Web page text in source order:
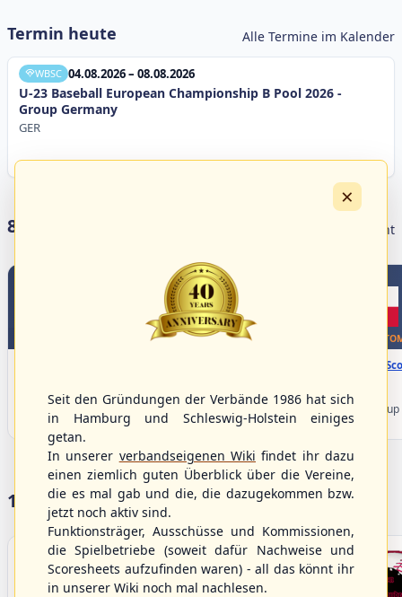
Termin heute Alle Termine im Kalender
WBSC 04.08.2026 – 08.08.2026
U-23 Baseball European Championship B Pool 2026 -
Group Germany
GER
8 Livestreams heute Livestream Übersicht
0
TOP 2
U-23 Baseball European
Championship B Pool 2026 - Group
WBSC Europe
Box-
U-23 Baseball European
Championship B Pool 2026 - Group
Germany
17 Vereine im S/HBV
×
Seit den Gründungen der Verbände 1986 hat sich
in Hamburg und Schleswig-Holstein einiges
getan.
In unserer verbandseigenen Wiki findet ihr dazu
einen ziemlich guten Überblick über die Vereine,
die es mal gab und die, die dazugekommen bzw.
jetzt noch aktiv sind.
Funktionsträger, Ausschüsse und Kommissionen,
die Spielbetriebe (soweit dafür Nachweise und
Scoresheets aufzufinden waren) - all das könnt ihr
in unserer Wiki noch mal nachlesen.